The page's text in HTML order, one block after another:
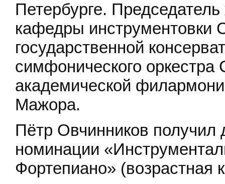
Петербурге.
кафедры инструментовки
государственной
симфонического оркестра
академической
Мажора.
Пётр Овчинников получил
номинации
Фортепиано» (возрастная